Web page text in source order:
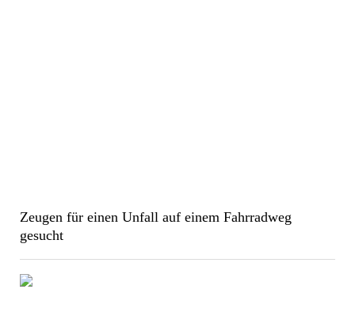
Zeugen für einen Unfall auf einem Fahrradweg
gesucht